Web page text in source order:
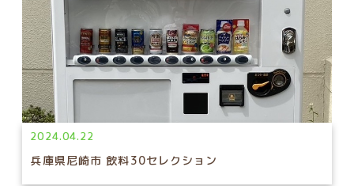
2024.04.22
兵庫県尼崎市 飲料30セレクション